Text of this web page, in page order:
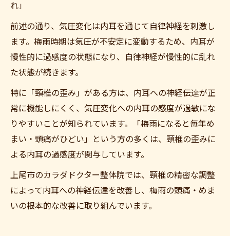
れ」
前述の通り、気圧変化は内耳を通じて自律神経を刺激し
ます。梅雨時期は気圧が不安定に変動するため、内耳が
慢性的に過感度の状態になり、自律神経が慢性的に乱れ
た状態が続きます。
特に「頸椎の歪み」がある方は、内耳への神経伝達が正
常に機能しにくく、気圧変化への内耳の感度が過敏にな
りやすいことが知られています。「梅雨になると毎年め
まい・頭痛がひどい」という方の多くは、頸椎の歪みに
よる内耳の過感度が関与しています。
上尾市のカラダドクター整体院では、頸椎の精密な調整
によって内耳への神経伝達を改善し、梅雨の頭痛・めま
いの根本的な改善に取り組んでいます。